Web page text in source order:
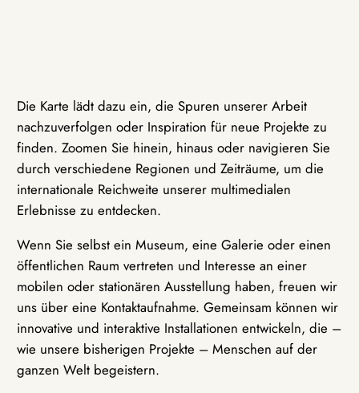
Die Karte lädt dazu ein, die Spuren unserer Arbeit
nachzuverfolgen oder Inspiration für neue Projekte zu
finden. Zoomen Sie hinein, hinaus oder navigieren Sie
durch verschiedene Regionen und Zeiträume, um die
internationale Reichweite unserer multimedialen
Erlebnisse zu entdecken.
Wenn Sie selbst ein Museum, eine Galerie oder einen
öffentlichen Raum vertreten und Interesse an einer
mobilen oder stationären Ausstellung haben, freuen wir
uns über eine Kontaktaufnahme. Gemeinsam können wir
innovative und interaktive Installationen entwickeln, die –
wie unsere bisherigen Projekte – Menschen auf der
ganzen Welt begeistern.